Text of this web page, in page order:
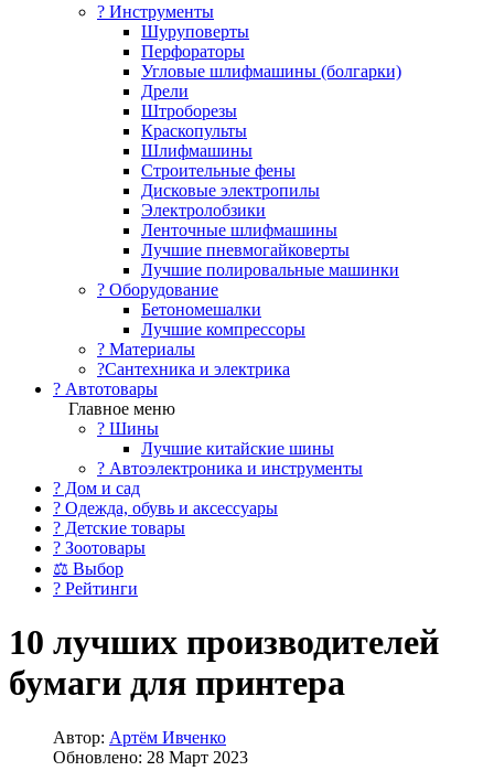
?️ Инструменты
Шуруповерты
Перфораторы
Угловые шлифмашины (болгарки)
Дрели
Штроборезы
Краскопульты
Шлифмашины
Строительные фены
Дисковые электропилы
Электролобзики
Ленточные шлифмашины
Лучшие пневмогайковерты
Лучшие полировальные машинки
?️ Оборудование
Бетономешалки
Лучшие компрессоры
? Материалы
?Сантехника и электрика
? Автотовары
Главное меню
? Шины
Лучшие китайские шины
? Автоэлектроника и инструменты
? Дом и сад
? Одежда, обувь и аксессуары
? Детские товары
? Зоотовары
⚖ Выбор
? Рейтинги
10 лучших производителей
бумаги для принтера
Автор: Артём Ивченко
Обновлено: 28 Март 2023